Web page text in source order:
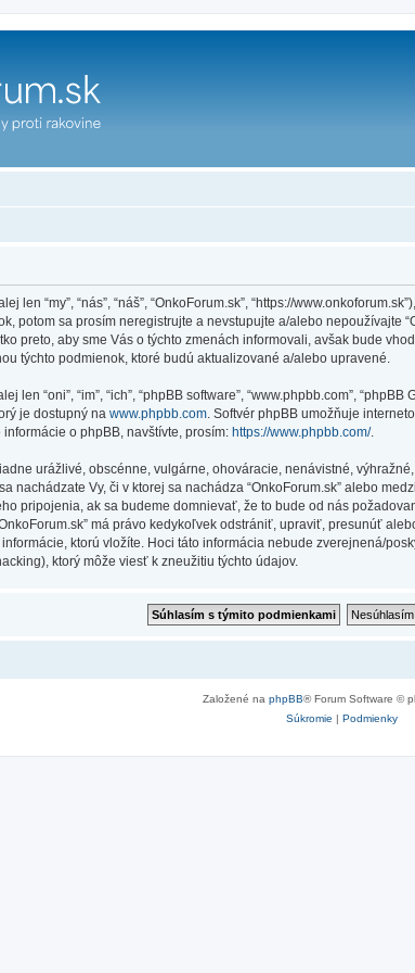
len “my”, “nás”, “náš”, “OnkoForum.sk”, “https://
potom sa prosím neregistrujte a nevstupujte a/alebo nepoužívajte
preto, aby sme Vás o týchto zmenách informovali, avšak bude
týchto podmienok, ktoré budú aktualizované a/alebo upravené.
len “oni”, “im”, “ich”, “phpBB software”, “www.phpbb.com”,
je dostupný na www.phpbb.com. Softvér phpBB umožňuje
o phpBB, navštívte, prosím: https://www.phpbb.com/.
urážlivé, obscénne, vulgárne, ohováracie, nenávistné,
nachádzate Vy, či v ktorej sa nachádza “OnkoForum.sk” alebo
pripojenia, ak sa budeme domnievať, že to bude od nás
má právo kedykoľvek odstrániť, upraviť, presunúť
ktorú vložíte. Hoci táto informácia nebude zverejnená/
ktorý môže viesť k zneužitiu týchto údajov.
Založené na phpBB® Forum Software ©
Súkromie | Podmienky